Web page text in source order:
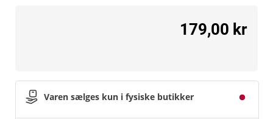
Varen sælges kun i fysiske butikker
179,00 kr